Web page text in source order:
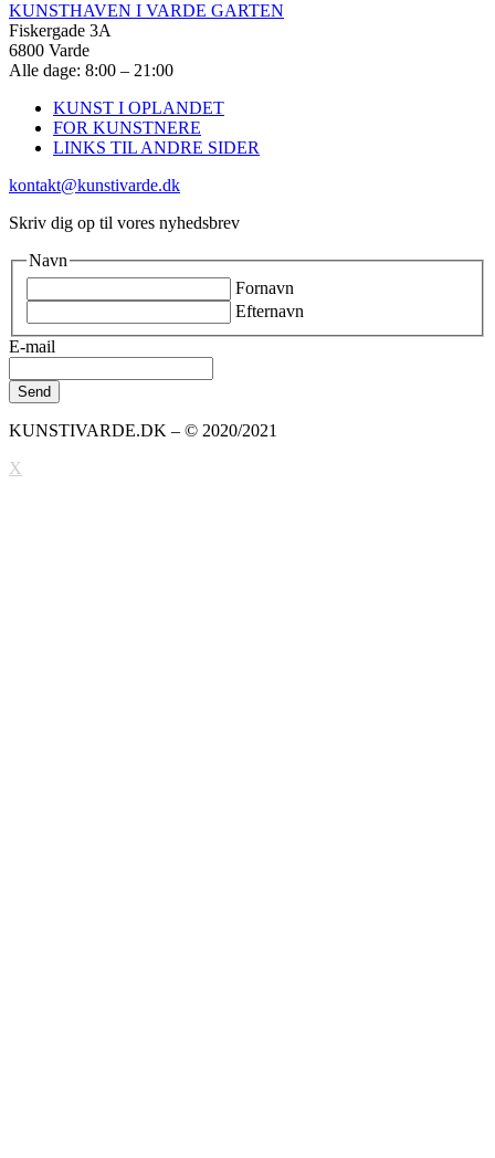
KUNSTHAVEN I VARDE GARTEN
Fiskergade 3A
6800 Varde
Alle dage: 8:00 – 21:00
KUNST I OPLANDET
FOR KUNSTNERE
LINKS TIL ANDRE SIDER
kontakt@kunstivarde.dk
Skriv dig op til vores nyhedsbrev
Navn
Fornavn
Efternavn
E-mail
KUNSTIVARDE.DK – © 2020/2021
X